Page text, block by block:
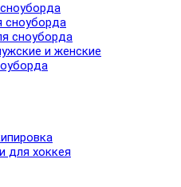
сноуборда
сноуборда
и женские
хоккея